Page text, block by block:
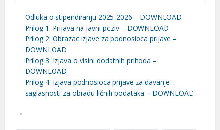
Odluka o stipendiranju 2025-2026 – DOWNLOAD
Prilog 1: Prijava na javni poziv – DOWNLOAD
Prilog 2: Obrazac izjave za podnosioca prijave –
DOWNLOAD
Prilog 3: Izjava o visini dodatnih prihoda –
DOWNLOAD
Prilog 4: Izjava podnosioca prijave za davanje
saglasnosti za obradu ličnih podataka – DOWNLOAD